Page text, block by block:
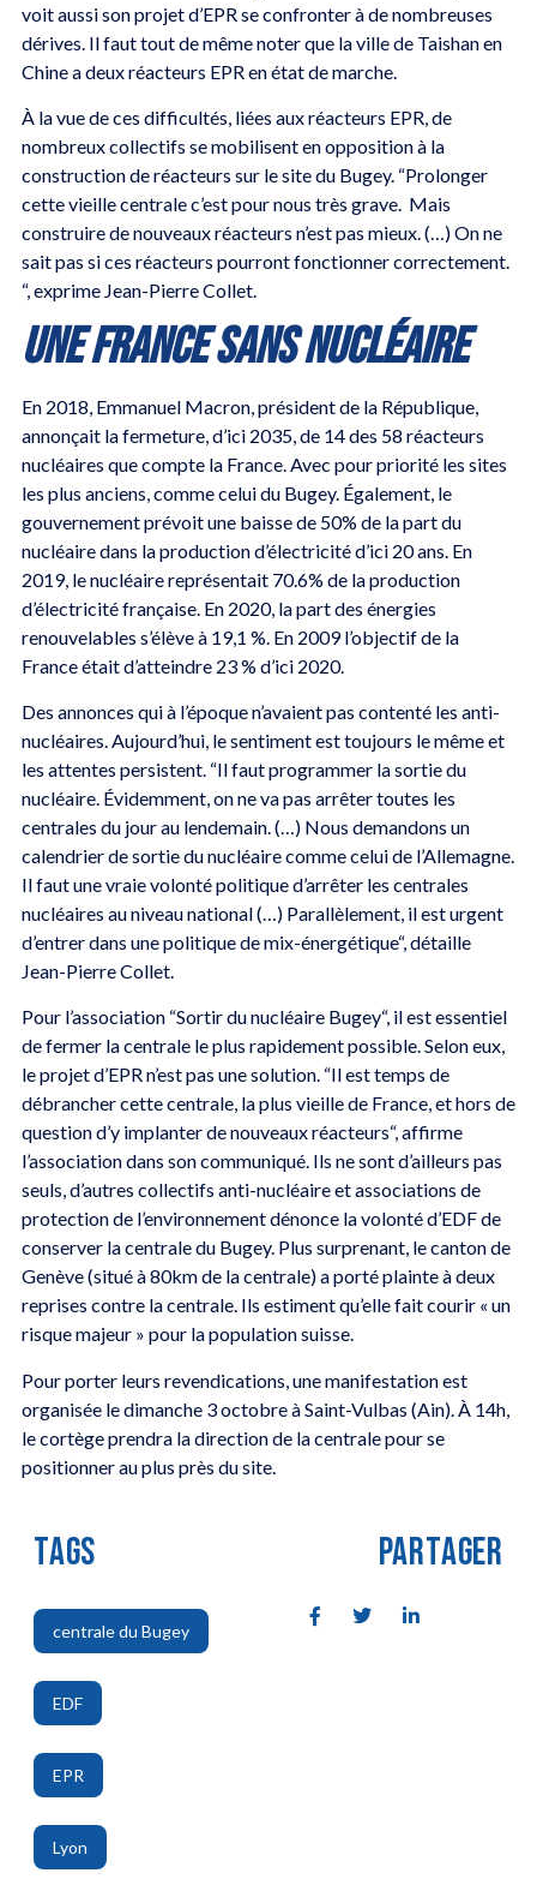
voit aussi son projet d’EPR se confronter à de nombreuses
dérives. Il faut tout de même noter que la ville de Taishan en
Chine a deux réacteurs EPR en état de marche.
À la vue de ces difficultés, liées aux réacteurs EPR, de
nombreux collectifs se mobilisent en opposition à la
construction de réacteurs sur le site du Bugey. “Prolonger
cette vieille centrale c’est pour nous très grave. Mais
construire de nouveaux réacteurs n’est pas mieux. (…) On ne
sait pas si ces réacteurs pourront fonctionner correctement.
“, exprime Jean-Pierre Collet.
UNE FRANCE SANS NUCLÉAIRE
En 2018, Emmanuel Macron, président de la République,
annonçait la fermeture, d’ici 2035, de 14 des 58 réacteurs
nucléaires que compte la France. Avec pour priorité les sites
les plus anciens, comme celui du Bugey. Également, le
gouvernement prévoit une baisse de 50% de la part du
nucléaire dans la production d’électricité d’ici 20 ans. En
2019, le nucléaire représentait 70.6% de la production
d’électricité française. En 2020, la part des énergies
renouvelables s’élève à 19,1 %. En 2009 l’objectif de la
France était d’atteindre 23 % d’ici 2020.
Des annonces qui à l’époque n’avaient pas contenté les anti-
nucléaires. Aujourd’hui, le sentiment est toujours le même et
les attentes persistent. “Il faut programmer la sortie du
nucléaire. Évidemment, on ne va pas arrêter toutes les
centrales du jour au lendemain. (…) Nous demandons un
calendrier de sortie du nucléaire comme celui de l’Allemagne.
Il faut une vraie volonté politique d’arrêter les centrales
nucléaires au niveau national (…) Parallèlement, il est urgent
d’entrer dans une politique de mix-énergétique“, détaille
Jean-Pierre Collet.
Pour l’association “Sortir du nucléaire Bugey“, il est essentiel
de fermer la centrale le plus rapidement possible. Selon eux,
le projet d’EPR n’est pas une solution. “Il est temps de
débrancher cette centrale, la plus vieille de France, et hors de
question d’y implanter de nouveaux réacteurs“, affirme
l’association dans son communiqué. Ils ne sont d’ailleurs pas
seuls, d’autres collectifs anti-nucléaire et associations de
protection de l’environnement dénonce la volonté d’EDF de
conserver la centrale du Bugey. Plus surprenant, le canton de
Genève (situé à 80km de la centrale) a porté plainte à deux
reprises contre la centrale. Ils estiment qu’elle fait courir « un
risque majeur » pour la population suisse.
Pour porter leurs revendications, une manifestation est
organisée le dimanche 3 octobre à Saint-Vulbas (Ain). À 14h,
le cortège prendra la direction de la centrale pour se
positionner au plus près du site.
TAGS
centrale du Bugey
,
EDF
,
EPR
,
Lyon
,
PARTAGER